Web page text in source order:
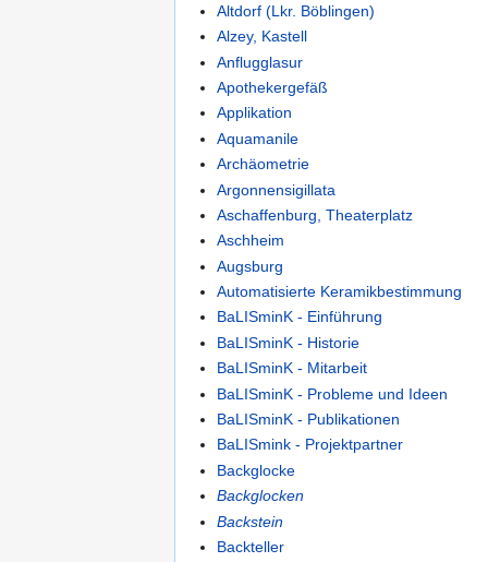
Altdorf (Lkr. Böblingen)
Alzey, Kastell
Anflugglasur
Apothekergefäß
Applikation
Aquamanile
Archäometrie
Argonnensigillata
Aschaffenburg, Theaterplatz
Aschheim
Augsburg
Automatisierte Keramikbestimmung
BaLISminK - Einführung
BaLISminK - Historie
BaLISminK - Mitarbeit
BaLISminK - Probleme und Ideen
BaLISminK - Publikationen
BaLISmink - Projektpartner
Backglocke
Backglocken
Backstein
Backteller